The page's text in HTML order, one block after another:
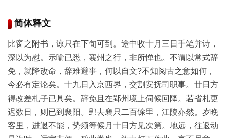
简体释文
比窗之附书，谅只在下旬可到。途中收十月三日手笔并诗，
深以为慰。示喻已悉，襄州之行，非所惮也。不谓以常式辞
免，就降改命，辞难避事，何以自文?不知阅古之意如何，
今必有定论矣。十九日入京西界，交割安抚司职事。廿日方
得改差札子已具矣。辞免且在郢州境上伺候回降。若省札更
迟数日，则已到襄阳。郢去襄只二百馀里，江陵亦然。岁晚
客里，进退不能，势须等候月十日方见次第。地远，往返动
彩
|
彩
画
家
高
清
素